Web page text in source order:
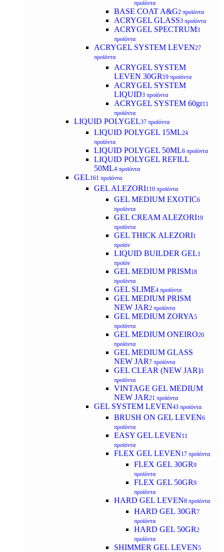
προϊόντα
BASE COAT A&G2 προϊόντα
ACRYGEL GLASS3 προϊόντα
ACRYGEL SPECTRUM3
προϊόντα
ACRYGEL SYSTEM LEVEN27
προϊόντα
ACRYGEL SYSTEM
LEVEN 30GR 19 προϊόντα
ACRYGEL SYSTEM
LIQUID3 προϊόντα
ACRYGEL SYSTEM 60gr11
προϊόντα
LIQUID POLYGEL37 προϊόντα
LIQUID POLYGEL 15ML24
προϊόντα
LIQUID POLYGEL 50ML6 προϊόντα
LIQUID POLYGEL REFILL
50ML4 προϊόντα
GEL161 προϊόντα
GEL ALEZORI110 προϊόντα
GEL MEDIUM EXOTIC6
προϊόντα
GEL CREAM ALEZORI19
προϊόντα
GEL THICK ALEZORI1
προϊόν
LIQUID BUILDER GEL1
προϊόν
GEL MEDIUM PRISM18
προϊόντα
GEL SLIME4 προϊόντα
GEL MEDIUM PRISM
NEW JAR2 προϊόντα
GEL MEDIUM ZORYA5
προϊόντα
GEL MEDIUM ONEIRO20
προϊόντα
GEL MEDIUM GLASS
NEW JAR7 προϊόντα
GEL CLEAR (NEW JAR)3
προϊόντα
VINTAGE GEL MEDIUM
NEW JAR21 προϊόντα
GEL SYSTEM LEVEN43 προϊόντα
BRUSH ON GEL LEVEN6
προϊόντα
EASY GEL LEVEN11
προϊόντα
FLEX GEL LEVEN17 προϊόντα
FLEX GEL 30GR9
προϊόντα
FLEX GEL 50GR9
προϊόντα
HARD GEL LEVEN8 προϊόντα
HARD GEL 30GR7
προϊόντα
HARD GEL 50GR2
προϊόντα
SHIMMER GEL LEVEN5